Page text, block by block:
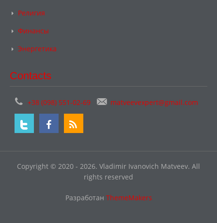
Религия
Финансы
Энергетика
Contacts
+38 (098) 551-02-69 matveevexpert@gmail.com
Copyright © 2020 - 2026. Vladimir Ivanovich Matveev. All
rights reserved
Разработан ThemeMakers